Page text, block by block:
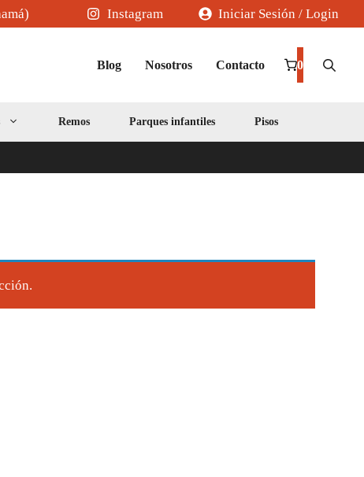
Instagram Iniciar Sesión / Login
Blog Nosotros Contacto 0
Remos Parques infantiles Pisos